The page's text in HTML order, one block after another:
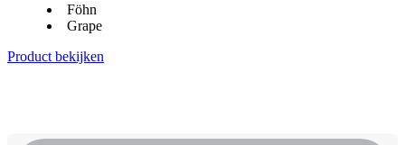
Föhn
Grape
Product bekijken